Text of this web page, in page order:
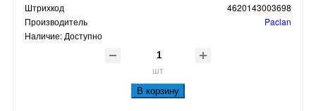
Штрихкод
4620143003698
Производитель
Paclan
Наличие: Доступно
шт
В корзину